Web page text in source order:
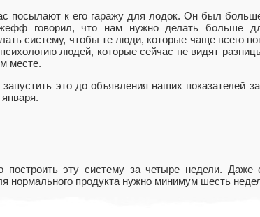
посылают к его гаражу для лодок. Он был
говорил, что нам нужно делать больше
систему, чтобы те люди, которые чаще всего
людей, которые сейчас не видят
месте.
это до объявления наших показателей
построить эту систему за четыре недели.
нормального продукта нужно минимум шесть